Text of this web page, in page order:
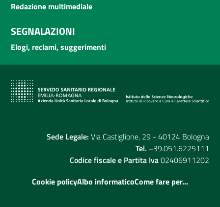
Redazione multimediale
SEGNALAZIONI
Elogi, reclami, suggerimenti
Sede Legale: Via Castiglione, 29 - 40124 Bologna
Tel. +39.051.6225111
Codice fiscale e Partita Iva02406911202
Cookie policyAlbo informaticoCome fare per...